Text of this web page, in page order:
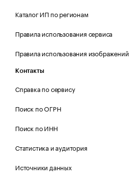
Каталог ИП по регионам
Правила использования сервиса
Правила использования изображений
Контакты
Справка по сервису
Поиск по ОГРН
Поиск по ИНН
Статистика и аудитория
Источники данных